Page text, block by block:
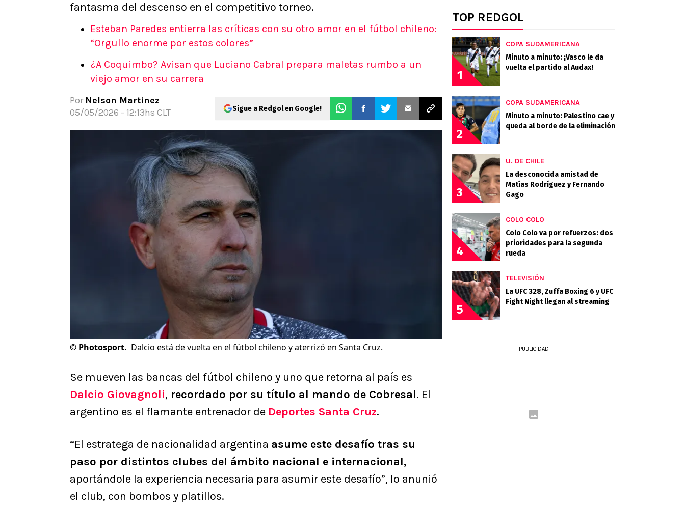
Apuesta del día
Apuestas Mundial 2026
fantasma del descenso en el competitivo torneo.
Esteban Paredes entierra las críticas con su otro amor en el fútbol chileno:
“Orgullo enorme por estos colores”
¿A Coquimbo? Avisan que Luciano Cabral prepara maletas rumbo a un
viejo amor en su carrera
Por Nelson Martinez
05/05/2026 - 12:13hs CLT
Sigue a Redgol en Google!
© Photosport. Dalcio está de vuelta en el fútbol chileno y aterrizó en Santa Cruz.
Se mueven las bancas del fútbol chileno y uno que retorna al país es
Dalcio Giovagnoli, recordado por su título al mando de Cobresal. El
argentino es el flamante entrenador de Deportes Santa Cruz.
“El estratega de nacionalidad argentina asume este desafío tras su
paso por distintos clubes del ámbito nacional e internacional,
aportándole la experiencia necesaria para asumir este desafío”, lo anunió
el club, con bombos y platillos.
TOP REDGOL
1
COPA SUDAMERICANA
Minuto a minuto: ¡Vasco le da
vuelta el partido al Audax!
2
COPA SUDAMERICANA
Minuto a minuto: Palestino cae y
queda al borde de la eliminación
3
U. DE CHILE
La desconocida amistad de
Matías Rodríguez y Fernando
Gago
4
COLO COLO
Colo Colo va por refuerzos: dos
prioridades para la segunda
rueda
5
TELEVISIÓN
La UFC 328, Zuffa Boxing 6 y UFC
Fight Night llegan al streaming
PUBLICIDAD